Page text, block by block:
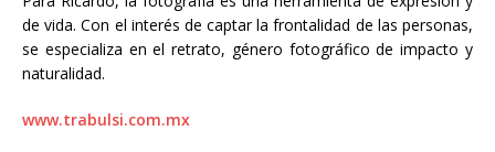
de vida. Con el interés de captar la frontalidad de las personas,
se especializa en el retrato, género fotográfico de impacto y
naturalidad.
www.trabulsi.com.mx